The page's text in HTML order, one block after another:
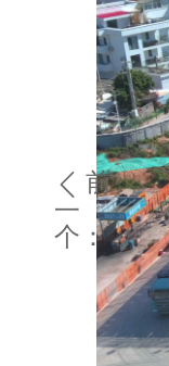
ꄴ 前
一
个：